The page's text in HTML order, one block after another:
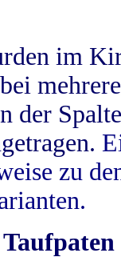
im
der
zu